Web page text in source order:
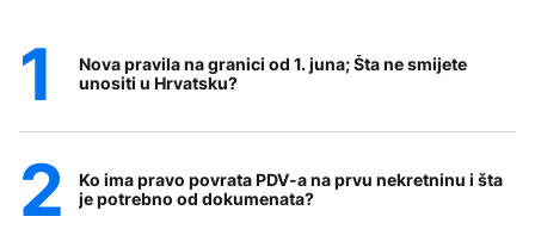
Nova pravila na granici od 1. juna; Šta ne smijete
unositi u Hrvatsku?
Ko ima pravo povrata PDV-a na prvu nekretninu i šta
je potrebno od dokumenata?